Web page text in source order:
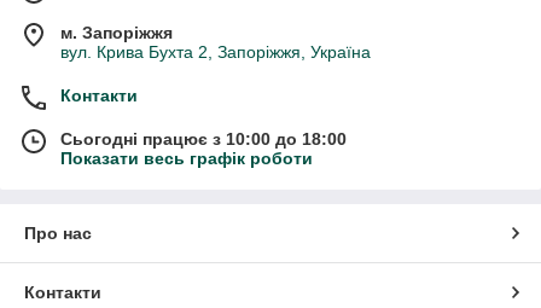
м. Запоріжжя
вул. Крива Бухта 2, Запоріжжя, Україна
Контакти
Сьогодні працює з 10:00 до 18:00
Показати весь графік роботи
Про нас
Контакти